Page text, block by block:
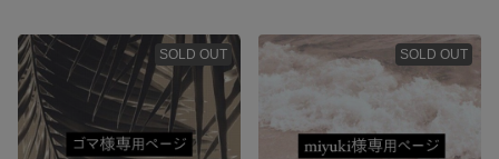
SOLD OUT SOLD OUT